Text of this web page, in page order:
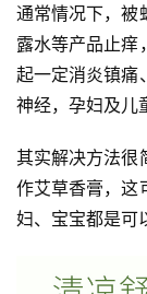
通常情况下，被
露水等产品止痒
起一定消炎镇痛
神经，孕妇及儿
其实解决方法很
作艾草香膏，这
妇、宝宝都是可